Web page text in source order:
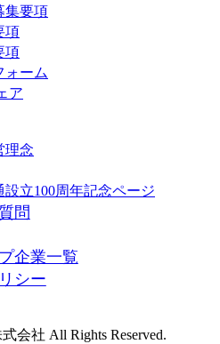
集要項
項
項
ォーム
ア
理念
立100周年記念ページ
問
企業一覧
シー
会社 All Rights Reserved.